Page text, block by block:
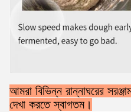
আমরা বিভিন্ন রান্নাঘরের
দেখা করতে স্বাগতম।